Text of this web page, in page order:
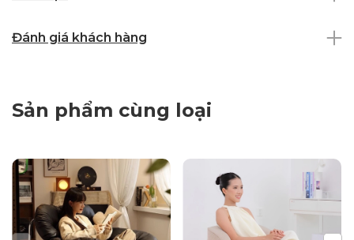
Đánh giá khách hàng
Sản phẩm cùng loại